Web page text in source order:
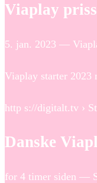
Viaplay
5. jan. 2023 —
Viaplay starter 2023
http s://digitalt.tv ›
Danske
for 4 timer siden —